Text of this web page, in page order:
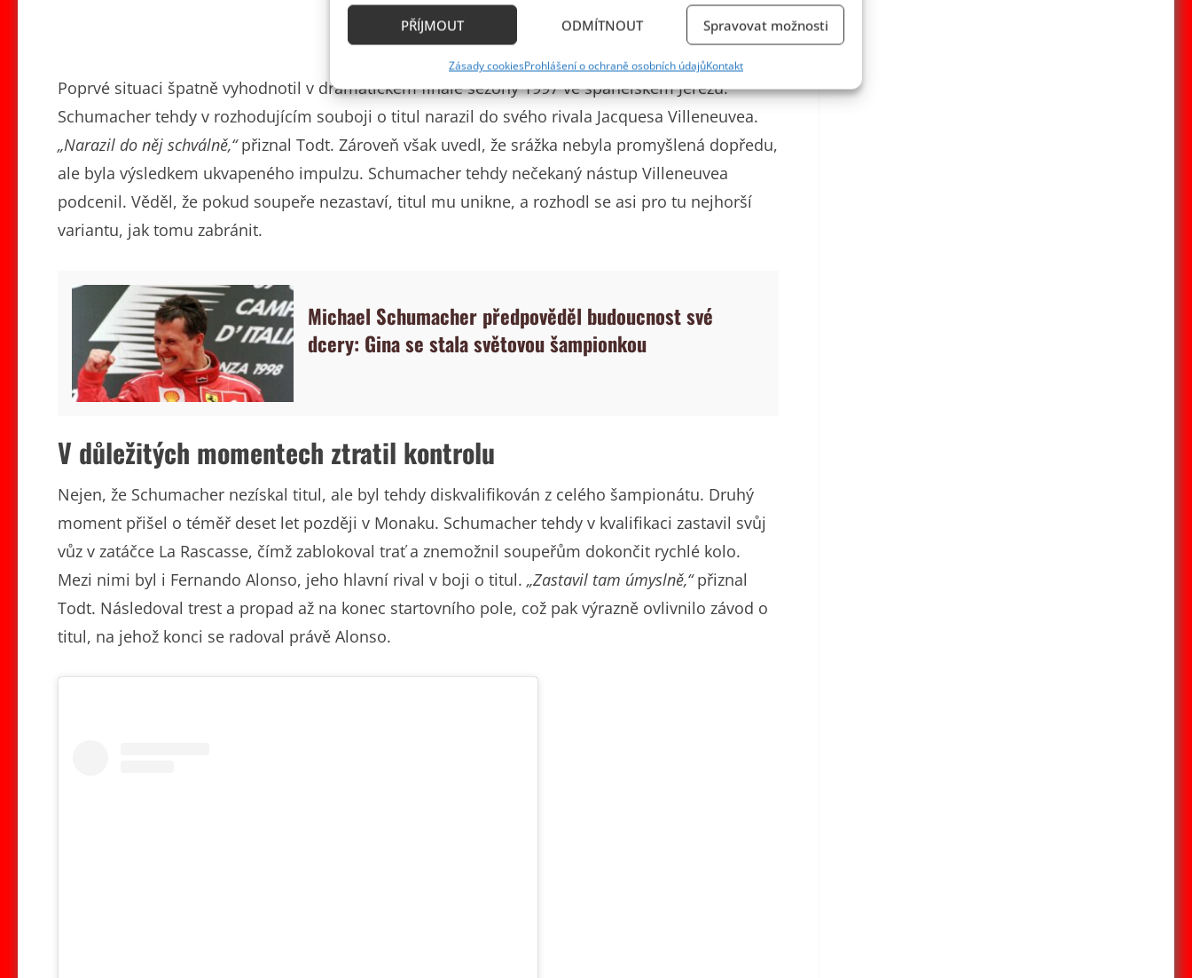
Identifikace zařízení na základě automaticky přenášených informací.
základě aktivně vyžádaných informací.
Zajištění bezpečnosti, předcházení a zjišťování podvodů a
odstraňování chyb, Poskytování a zobrazování reklamy a
obsahu, Ukládání a sdělování voleb ochrany osobních údajů.
PŘÍJMOUT ODMÍTNOUT Spravovat možnosti
Zásady cookiesProhlášení o ochraně osobních údajůKontakt
Poprvé situaci špatně vyhodnotil v dramatickém finále sezóny 1997 ve španělském Jerezu.
Schumacher tehdy v rozhodujícím souboji o titul narazil do svého rivala Jacquesa Villeneuvea.
„Narazil do něj schválně,“přiznal Todt. Zároveň však uvedl, že srážka nebyla promyšlená dopředu,
ale byla výsledkem ukvapeného impulzu. Schumacher tehdy nečekaný nástup Villeneuvea
podcenil. Věděl, že pokud soupeře nezastaví, titul mu unikne, a rozhodl se asi pro tu nejhorší
variantu, jak tomu zabránit.
Michael Schumacher předpověděl budoucnost své
dcery: Gina se stala světovou šampionkou
V důležitých momentech ztratil kontrolu
Nejen, že Schumacher nezískal titul, ale byl tehdy diskvalifikován z celého šampionátu. Druhý
moment přišel o téměř deset let později v Monaku. Schumacher tehdy v kvalifikaci zastavil svůj
vůz v zatáčce La Rascasse, čímž zablokoval trať a znemožnil soupeřům dokončit rychlé kolo.
Mezi nimi byl i Fernando Alonso, jeho hlavní rival v boji o titul. „Zastavil tam úmyslně,“přiznal
Todt. Následoval trest a propad až na konec startovního pole, což pak výrazně ovlivnilo závod o
titul, na jehož konci se radoval právě Alonso.